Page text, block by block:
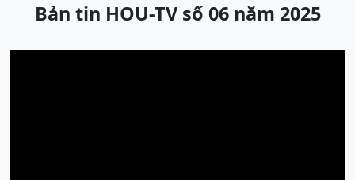
Bản tin HOU-TV số 06 năm 2025